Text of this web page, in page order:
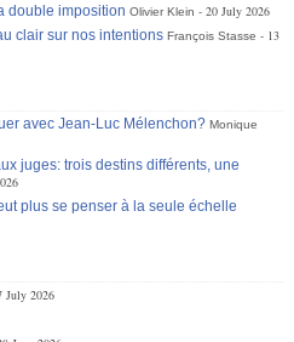
double imposition Olivier Klein
20 July 2026
clair sur nos intentions François Stasse
13
avec Jean-Luc Mélenchon? Monique
juges: trois destins différents, une
plus se penser à la seule échelle
July 2026